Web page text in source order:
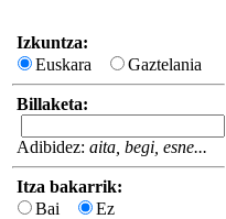
Izkuntza:
Euskara
Gaztelania
Billaketa:
Adibidez: aita, begi, esne...
Itza bakarrik:
Bai
Ez